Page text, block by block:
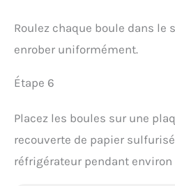
Roulez chaque boule dans le
enrober uniformément.
Étape 6
Placez les boules sur une
recouverte de papier
réfrigérateur pendant